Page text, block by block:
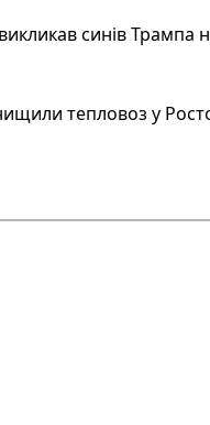
синів Трампа
тепловоз у